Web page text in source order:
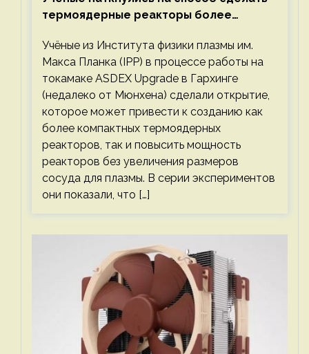
термоядерные реакторы более
Учёные из Института физики плазмы им.
Макса Планка (IPP) в процессе работы на
токамаке ASDEX Upgrade в Гархинге
(недалеко от Мюнхена) сделали открытие,
которое может привести к созданию как
более компактных термоядерных
реакторов, так и повысить мощность
реакторов без увеличения размеров
сосуда для плазмы. В серии экспериментов
они показали, что […]